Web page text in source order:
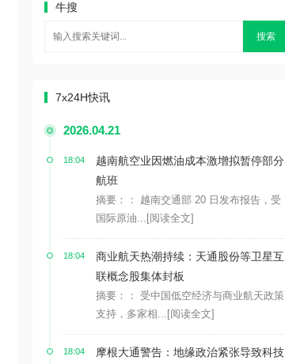
牛搜
搜索
7x24H快讯
2026.04.21
18:04
越南航空业因燃油成本激增拟暂停部分
航班
摘要：： 越南交通部 20 日发布报告，受
国际原油... [阅读全文]
18:04
商业航天热潮持续：天通股份等卫星互
联概念股集体封板
摘要：： 受中国低空经济与商业航天政策
支持，多家相... [阅读全文]
18:04
摩根大通警告：地缘政治紧张导致科技